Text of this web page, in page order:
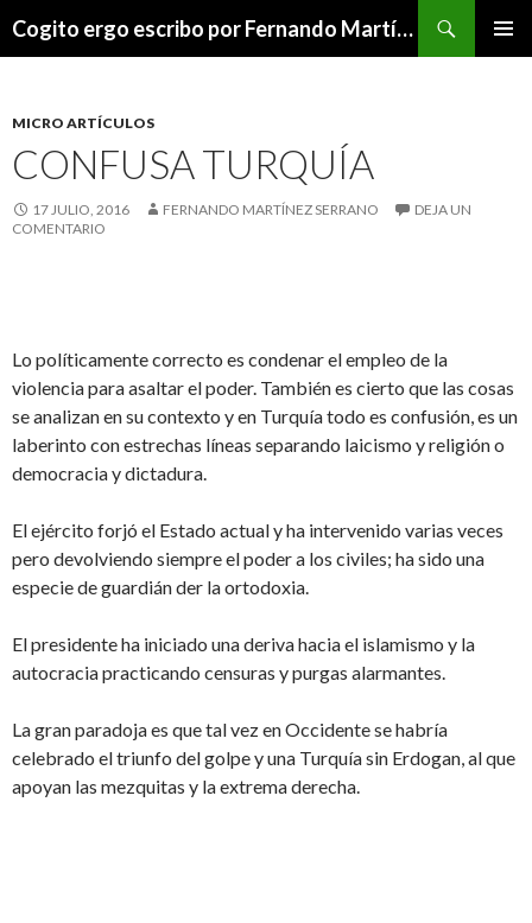
Cogito ergo escribo por Fernando Martínez Serrano
MICRO ARTÍCULOS
CONFUSA TURQUÍA
17 JULIO, 2016 FERNANDO MARTÍNEZ SERRANO
DEJA UN
COMENTARIO
Lo políticamente correcto es condenar el empleo de la
violencia para asaltar el poder. También es cierto que las cosas
se analizan en su contexto y en Turquía todo es confusión, es un
laberinto con estrechas líneas separando laicismo y religión o
democracia y dictadura.
El ejército forjó el Estado actual y ha intervenido varias veces
pero devolviendo siempre el poder a los civiles; ha sido una
especie de guardián der la ortodoxia.
El presidente ha iniciado una deriva hacia el islamismo y la
autocracia practicando censuras y purgas alarmantes.
La gran paradoja es que tal vez en Occidente se habría
celebrado el triunfo del golpe y una Turquía sin Erdogan, al que
apoyan las mezquitas y la extrema derecha.